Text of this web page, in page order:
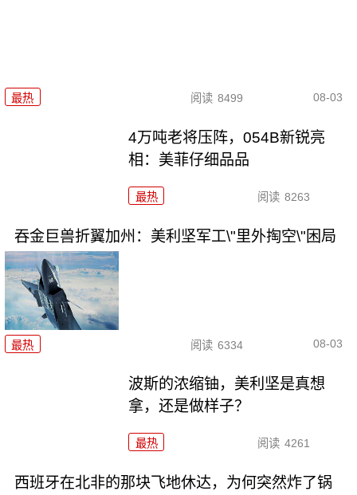
最热 阅读 8499 08-03
4万吨老将压阵，054B新锐亮
相：美菲仔细品品
最热 阅读 8263
吞金巨兽折翼加州：美利坚军工\"里外掏空\"困局
最热 阅读 6334 08-03
波斯的浓缩铀，美利坚是真想
拿，还是做样子？
最热 阅读 4261
西班牙在北非的那块飞地休达，为何突然炸了锅